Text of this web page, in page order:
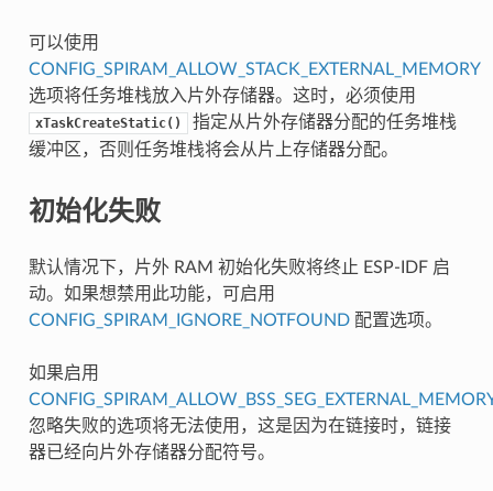
可以使用
CONFIG_SPIRAM_ALLOW_STACK_EXTERNAL_MEMORY
选项将任务堆栈放入片外存储器。这时，必须使用
xTaskCreateStatic()
指定从片外存储器分配的任务堆栈
缓冲区，否则任务堆栈将会从片上存储器分配。
初始化失败
默认情况下，片外 RAM 初始化失败将终止 ESP-IDF 启
动。如果想禁用此功能，可启用
CONFIG_SPIRAM_IGNORE_NOTFOUND配置选项。
如果启用
忽略失败的选项将无法使用，这是因为在链接时，链接
器已经向片外存储器分配符号。